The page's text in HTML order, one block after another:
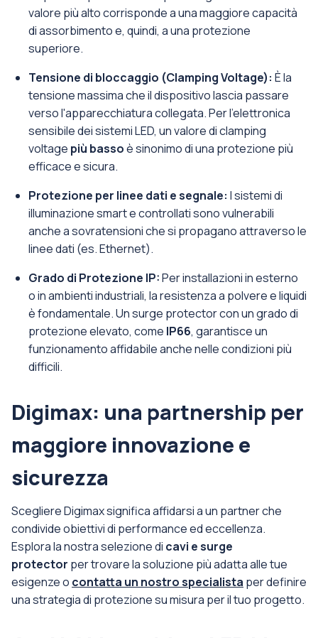
valore più alto corrisponde a una maggiore capacità
di assorbimento e, quindi, a una protezione
superiore.
Tensione di bloccaggio (Clamping Voltage): È la
tensione massima che il dispositivo lascia passare
verso l'apparecchiatura collegata. Per l'elettronica
sensibile dei sistemi LED, un valore di clamping
voltage più bassoè sinonimo di una protezione più
efficace e sicura.
Protezione per linee dati e segnale: I sistemi di
illuminazione smart e controllati sono vulnerabili
anche a sovratensioni che si propagano attraverso le
linee dati (es. Ethernet).
Grado di Protezione IP:Per installazioni in esterno
o in ambienti industriali, la resistenza a polvere e liquidi
è fondamentale. Un surge protector con un grado di
protezione elevato, come IP66, garantisce un
funzionamento affidabile anche nelle condizioni più
difficili.
Digimax: una partnership per
maggiore innovazione e
sicurezza
Scegliere Digimax significa affidarsi a un partner che
condivide obiettivi di performance ed eccellenza.
Esplora la nostra selezione di cavi e surge
protector per trovare la soluzione più adatta alle tue
esigenze o contatta un nostro specialista per definire
una strategia di protezione su misura per il tuo progetto.